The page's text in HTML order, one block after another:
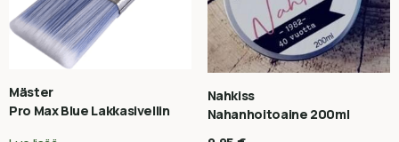
Mäster
Pro Max Blue Lakkasivellin
Nahkiss
Nahanhoitoaine 200ml